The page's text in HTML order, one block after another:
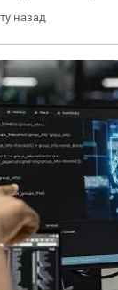
назад